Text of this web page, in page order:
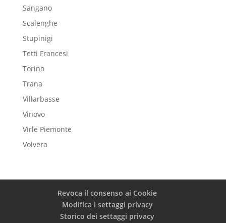
Sangano
Scalenghe
Stupinigi
Tetti Francesi
Torino
Trana
Villarbasse
Vinovo
Virle Piemonte
Volvera
Revoca il consenso ai Cookie
Modifica i settaggi privacy
Storico dei settaggi privacy